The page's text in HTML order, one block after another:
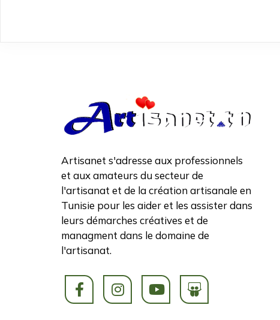
Artisanet s'adresse aux professionnels
et aux amateurs du secteur de
l'artisanat et de la création artisanale en
Tunisie pour les aider et les assister dans
leurs démarches créatives et de
managment dans le domaine de
l'artisanat.